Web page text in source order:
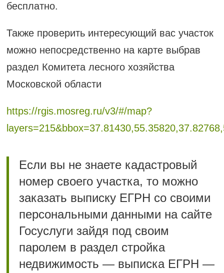
бесплатно.
Также проверить интересующий вас участок
можно непосредственно на карте выбрав
раздел Комитета лесного хозяйства
Московской области
https://rgis.mosreg.ru/v3/#/map?
Если вы не знаете кадастровый
номер своего участка, то можно
заказать выписку ЕГРН со своими
персональными данными на сайте
Госуслуги зайдя под своим
паролем в раздел стройка
недвижимость — выписка ЕГРН —